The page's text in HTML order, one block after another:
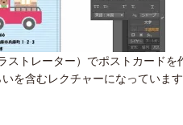
トレーター）でポストカードを
を含むレクチャーになっています